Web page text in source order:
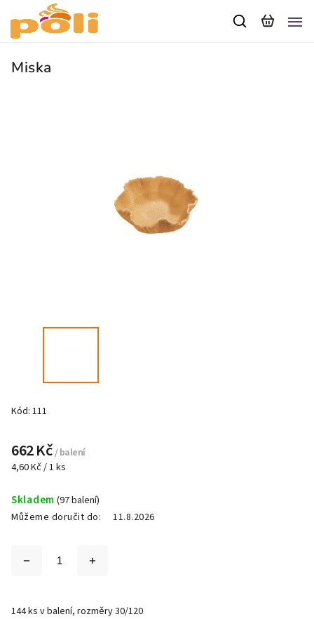
Miska
Kód: 111
662 Kč/ balení
4,60 Kč / 1 ks
Skladem (97 balení)
Můžeme doručit do:
11.8.2026
144 ks v balení, rozměry 30/120